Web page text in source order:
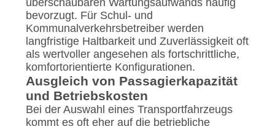
überschaubaren Wartungsaufwands häufig
bevorzugt. Für Schul- und
Kommunalverkehrsbetreiber werden
langfristige Haltbarkeit und Zuverlässigkeit oft
als wertvoller angesehen als fortschrittliche,
komfortorientierte Konfigurationen.
Ausgleich von Passagierkapazität
und Betriebskosten
Bei der Auswahl eines Transportfahrzeugs
kommt es oft eher auf die betriebliche